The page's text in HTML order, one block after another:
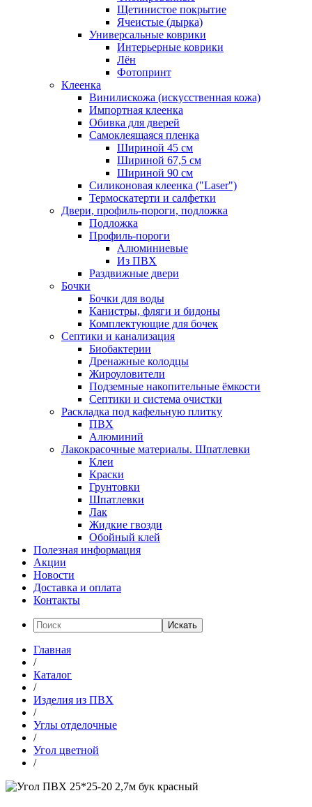
Щетинистое покрытие
Ячеистые (дырка)
Универсальные коврики
Интерьерные коврики
Лён
Фотопринт
Клеенка
Винилискожа (искусственная кожа)
Импортная клеенка
Обивка для дверей
Самоклеящаяся пленка
Шириной 45 см
Шириной 67,5 см
Шириной 90 см
Силиконовая клеенка ("Laser")
Термоскатерти и салфетки
Двери, профиль-пороги, подложка
Подложка
Профиль-пороги
Алюминиевые
Из ПВХ
Раздвижные двери
Бочки
Бочки для воды
Канистры, фляги и бидоны
Комплектующие для бочек
Септики и канализация
Биобактерии
Дренажные колодцы
Жироуловители
Подземные накопительные ёмкости
Септики и система очистки
Раскладка под кафельную плитку
ПВХ
Алюминий
Лакокрасочные материалы. Шпатлевки
Клеи
Краски
Грунтовки
Шпатлевки
Лак
Жидкие гвозди
Обойный клей
Полезная информация
Акции
Новости
Доставка и оплата
Контакты
Искать
Главная
/
Каталог
/
Изделия из ПВХ
/
Углы отделочные
/
Угол цветной
/